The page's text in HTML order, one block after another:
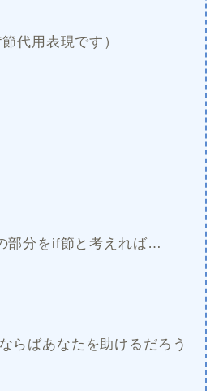
代用表現です）
部分をif節と考えれば…
らばあなたを助けるだろう